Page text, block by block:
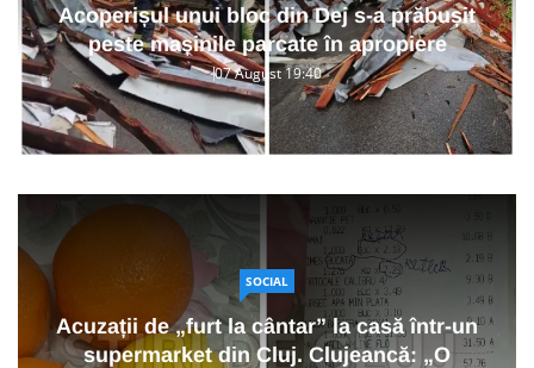
Acoperișul unui bloc din Dej s-a prăbușit
peste mașinile parcate în apropiere
07 August 19:40
SOCIAL
Acuzații de „furt la cântar” la casă într-un
supermarket din Cluj. Clujeancă: „O